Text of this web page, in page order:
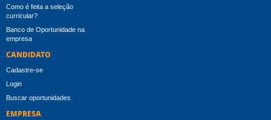
Como é feita a seleção
curricular?
Banco de Oportunidade na
empresa
CANDIDATO
Cadastre-se
Login
Buscar oportunidades
EMPRESA